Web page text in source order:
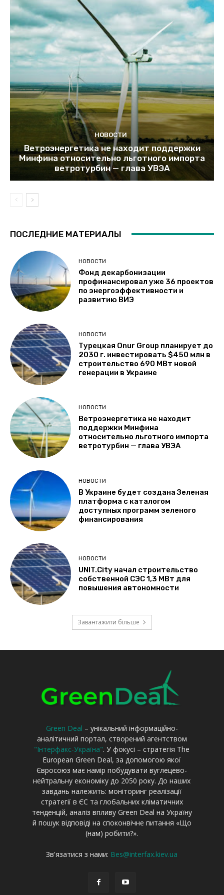
Green Deal – унікальний інформаційно-
аналітичний портал, створений агентством
"Інтерфакс-Україна". У фокусі – стратегія The
European Green Deal, за допомогою якої
Євросоюз має намір побудувати вуглецево-
нейтральну економіку до 2050 року. До наших
завдань належить: моніторинг реалізації
стратегії в ЄС та глобальних кліматичних
тенденцій, аналіз впливу Green Deal на Україну
й пошук відповіді на споконвічне питання «Що
(нам) робити?».
Зв'язатися з нами: Bes@interfax.kiev.ua